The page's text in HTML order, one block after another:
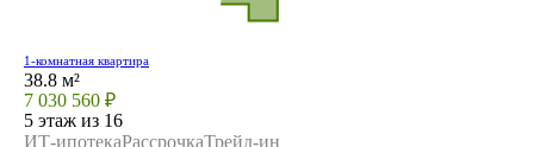
1-комнатная квартира
38.8 м²
7 030 560 ₽
5 этаж из 16
ИТ-ипотекаРассрочкаТрейд-ин